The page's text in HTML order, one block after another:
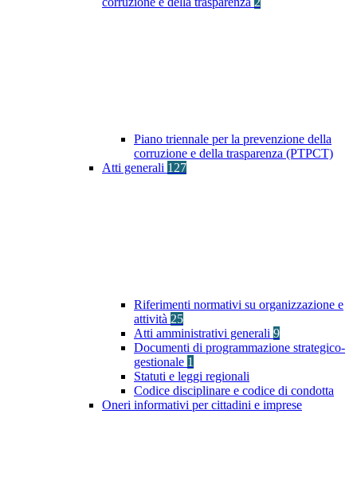
Piano triennale per la prevenzione della
corruzione e della trasparenza (PTPCT)
Atti generali 127
Riferimenti normativi su organizzazione e
attività 25
Atti amministrativi generali 9
Documenti di programmazione strategico-
gestionale 1
Statuti e leggi regionali
Codice disciplinare e codice di condotta
Oneri informativi per cittadini e imprese